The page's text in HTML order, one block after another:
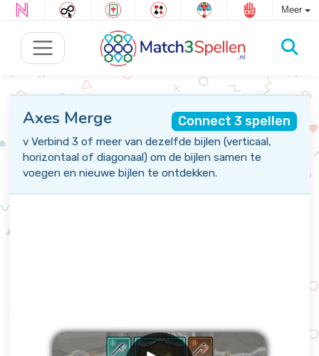
Meer
Connect 3 spellen
Axes Merge
v Verbind 3 of meer van dezelfde bijlen (verticaal,
horizontaal of diagonaal) om de bijlen samen te
voegen en nieuwe bijlen te ontdekken.